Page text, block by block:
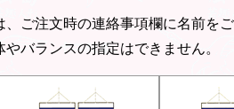
ご注文時の連絡事項欄に名前をご
バランスの指定はできません。